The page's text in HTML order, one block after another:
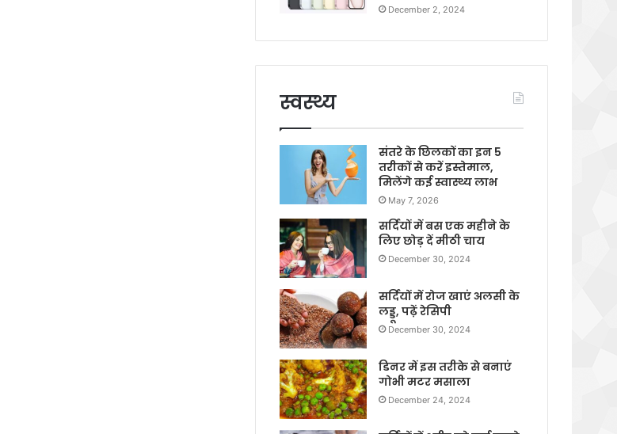
December 2, 2024
स्वस्थ्य
संतरे के छिलकों का इन 5
तरीकों से करें इस्तेमाल,
मिलेंगे कई स्वास्थ्य लाभ
May 7, 2026
सर्दियों में बस एक महीने के
लिए छोड़ दें मीठी चाय
December 30, 2024
सर्दियों में रोज खाएं अलसी के
लड्डू, पढ़ें रेसिपी
December 30, 2024
डिनर में इस तरीके से बनाएं
गोभी मटर मसाला
December 24, 2024